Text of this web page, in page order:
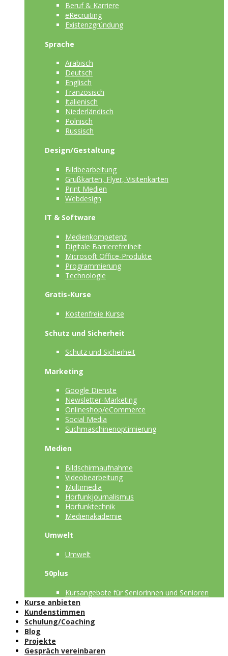
Beruf & Karriere
eRecruiting
Existenzgründung
Sprache
Arabisch
Deutsch
Englisch
Französisch
Italienisch
Niederländisch
Polnisch
Russisch
Design/Gestaltung
Bildbearbeitung
Grußkarten, Flyer, Visitenkarten
Print Medien
Webdesign
IT & Software
Medienkompetenz
Digitale Barrierefreiheit
Microsoft Office-Produkte
Programmierung
Technologie
Gratis-Kurse
Kostenfreie Kurse
Schutz und Sicherheit
Schutz und Sicherheit
Marketing
Google Dienste
Newsletter-Marketing
Onlineshop/eCommerce
Social Media
Suchmaschinenoptimierung
Medien
Bildschirmaufnahme
Videobearbeitung
Multimedia
Hörfunkjournalismus
Hörfunktechnik
Medienakademie
Umwelt
Umwelt
50plus
Kursangebote für Seniorinnen und Senioren
Kurse anbieten
Kundenstimmen
Schulung/Coaching
Blog
Projekte
Gespräch vereinbaren